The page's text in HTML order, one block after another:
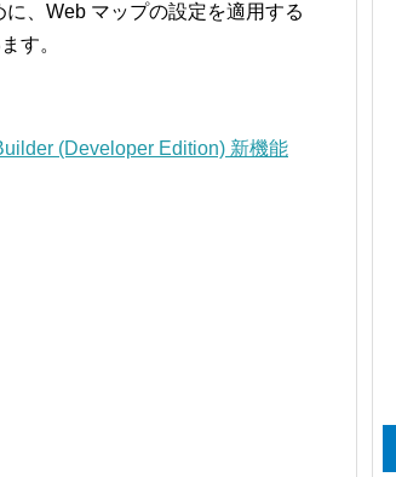
、Web マップの設定を適用する
す。
(Developer Edition) 新機能